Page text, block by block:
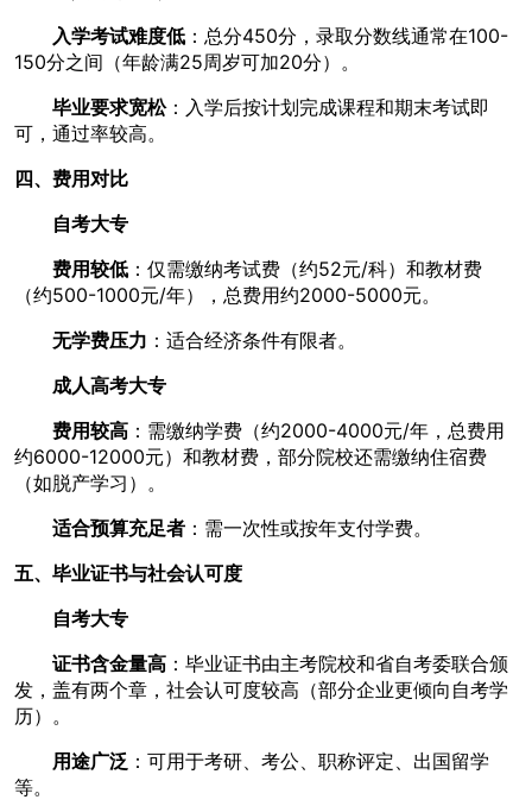
入学考试难度低 ：总分450分，录取分数线通常在100-
150分之间（年龄满25周岁可加20分）。
毕业要求宽松：入学后按计划完成课程和期末考试即
可，通过率较高。
四、费用对比
自考大专
费用较低 ：仅需缴纳考试费（约52元/科）和教材费
（约500-1000元/年），总费用约2000-5000元。
无学费压力 ：适合经济条件有限者。
成人高考大专
费用较高 ：需缴纳学费（约2000-4000元/年，总费用
约6000-12000元）和教材费，部分院校还需缴纳住宿费
（如脱产学习）。
适合预算充足者 ：需一次性或按年支付学费。
五、毕业证书与社会认可度
自考大专
证书含金量高 ：毕业证书由主考院校和省自考委联合颁
发，盖有两个章，社会认可度较高（部分企业更倾向自考学
历）。
用途广泛 ：可用于考研、考公、职称评定、出国留学
等。